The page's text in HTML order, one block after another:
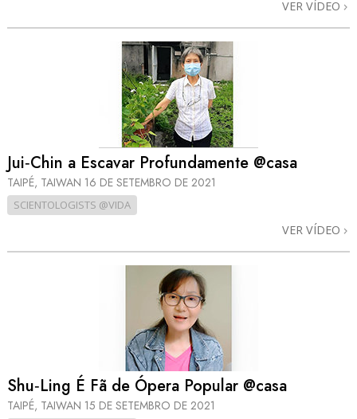
VER VÍDEO
Jui‑Chin a Escavar Profundamente @casa
TAIPÉ, TAIWAN 16 DE SETEMBRO DE 2021
SCIENTOLOGISTS @VIDA
VER VÍDEO
Shu‑Ling É Fã de Ópera Popular @casa
TAIPÉ, TAIWAN 15 DE SETEMBRO DE 2021